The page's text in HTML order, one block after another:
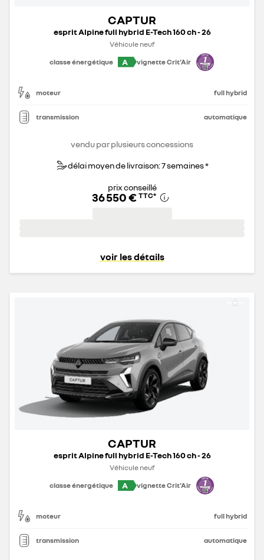
CAPTUR
esprit Alpine full hybrid E-Tech 160 ch - 26
Véhicule neuf
classe énergétique
A vignette Crit'Air
moteur full hybrid
transmission automatique
vendu par plusieurs concessions
délai moyen de livraison: 7 semaines *
prix conseillé
36 550 € TTC*
voir les détails
CAPTUR
esprit Alpine full hybrid E-Tech 160 ch - 26
Véhicule neuf
classe énergétique
A vignette Crit'Air
moteur full hybrid
transmission automatique